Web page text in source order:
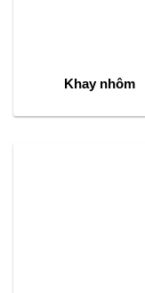
Khay nhôm